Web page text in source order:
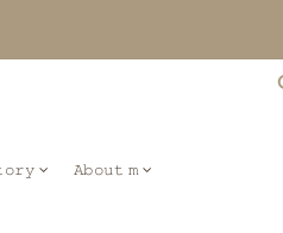
𝙰𝚋𝚘𝚞𝚝 𝚖